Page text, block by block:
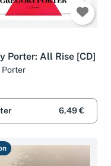
Porter: All Rise [CD]
Porter
6,49 €